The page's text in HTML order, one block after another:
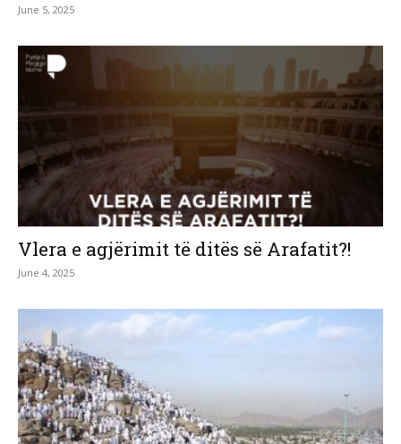
June 5, 2025
Vlera e agjërimit të ditës së Arafatit?!
June 4, 2025